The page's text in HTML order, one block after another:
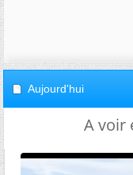
Aujourd'hui
A voir